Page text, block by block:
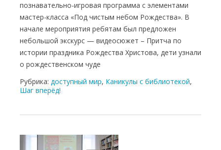
познавательно-игровая программа с элементами
мастер-класса «Под чистым небом Рождества». В
начале мероприятия ребятам был предложен
небольшой экскурс — видеосюжет – Притча по
истории праздника Рождества Христова, дети узнали
о рождественском чуде
Рубрика: доступный мир, Каникулы с библиотекой,
Шаг вперёд!